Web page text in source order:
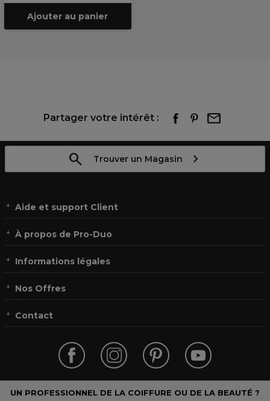
Ajouter au panier
Partager votre intérêt :
Trouver un Magasin
Aide et support Client
À propos de Pro-Duo
Informations légales
Nos Offres
Contact
UN PROFESSIONNEL DE LA COIFFURE OU DE LA BEAUTÉ ?